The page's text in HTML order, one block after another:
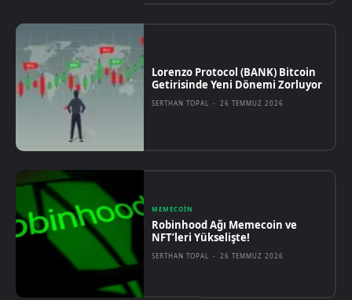
Lorenzo Protocol (BANK) Bitcoin
Getirisinde Yeni Dönemi Zorluyor
SERTHAN TOPAL - 26 TEMMUZ 2026
MEMECOIN
Robinhood Ağı Memecoin ve
NFT’leri Yükselişte!
SERTHAN TOPAL - 26 TEMMUZ 2026